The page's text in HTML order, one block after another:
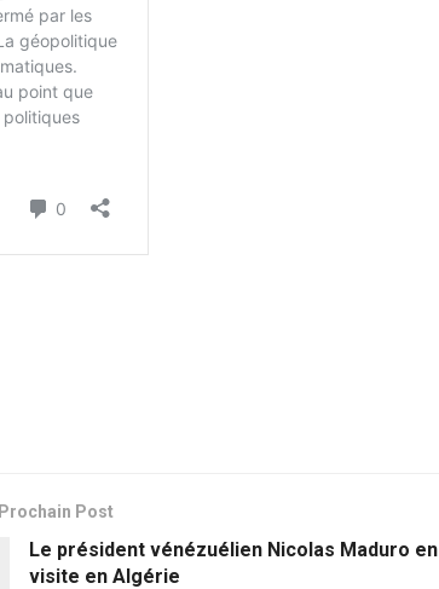
Prochain Post
Le président vénézuélien Nicolas Maduro en
visite en Algérie